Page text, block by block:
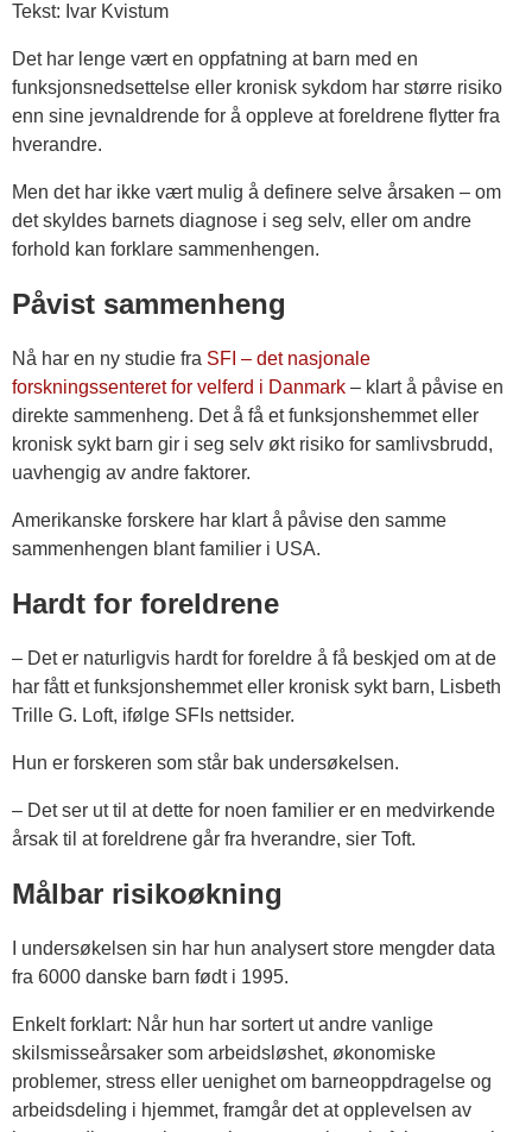
Tekst: Ivar Kvistum
Det har lenge vært en oppfatning at barn med en
funksjonsnedsettelse eller kronisk sykdom har større risiko
enn sine jevnaldrende for å oppleve at foreldrene flytter fra
hverandre.
Men det har ikke vært mulig å definere selve årsaken – om
det skyldes barnets diagnose i seg selv, eller om andre
forhold kan forklare sammenhengen.
Påvist sammenheng
Nå har en ny studie fra SFI – det nasjonale
forskningssenteret for velferd i Danmark – klart å påvise en
direkte sammenheng. Det å få et funksjonshemmet eller
kronisk sykt barn gir i seg selv økt risiko for samlivsbrudd,
uavhengig av andre faktorer.
Amerikanske forskere har klart å påvise den samme
sammenhengen blant familier i USA.
Hardt for foreldrene
– Det er naturligvis hardt for foreldre å få beskjed om at de
har fått et funksjonshemmet eller kronisk sykt barn, Lisbeth
Trille G. Loft, ifølge SFIs nettsider.
Hun er forskeren som står bak undersøkelsen.
– Det ser ut til at dette for noen familier er en medvirkende
årsak til at foreldrene går fra hverandre, sier Toft.
Målbar risikoøkning
I undersøkelsen sin har hun analysert store mengder data
fra 6000 danske barn født i 1995.
Enkelt forklart: Når hun har sortert ut andre vanlige
skilsmisseårsaker som arbeidsløshet, økonomiske
problemer, stress eller uenighet om barneoppdragelse og
arbeidsdeling i hjemmet, framgår det at opplevelsen av